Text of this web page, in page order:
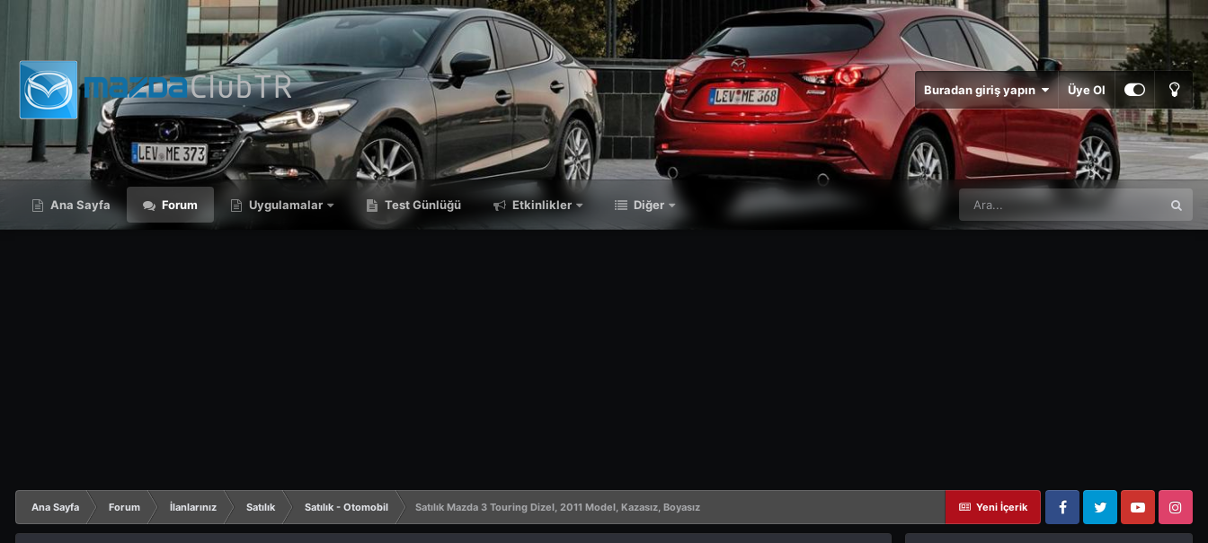
Buradan giriş yapın Üye Ol
Ana Sayfa Forum Uygulamalar Test Günlüğü Etkinlikler Diğer
Yeni İçerik
Ana Sayfa Forum İlanlarınız Satılık Satılık - Otomobil
Satılık Mazda 3 Touring Dizel, 2011 Model, Kazasız, Boyasız
FacebookTwitter YouTube Instagram